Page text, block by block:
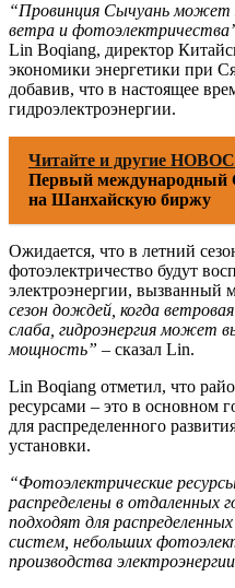
“Провинция Сычуань может
ветра и
Lin Boqiang, директор
экономики энергетики при
добавив, что в настоящее
гидроэлектроэнергии.
Читайте и другие
Первый
на Шанхайскую биржу
Ожидается, что в летний
фотоэлектричество будут
электроэнергии, вызванный
сезон дождей, когда
слаба, гидроэнергия может
мощность” – сказал Lin.
Lin Boqiang отметил, что
ресурсами – это в основном
для распределенного
установки.
“Фотоэлектрические
распределены в отдаленных
подходят для
систем, небольших
производства